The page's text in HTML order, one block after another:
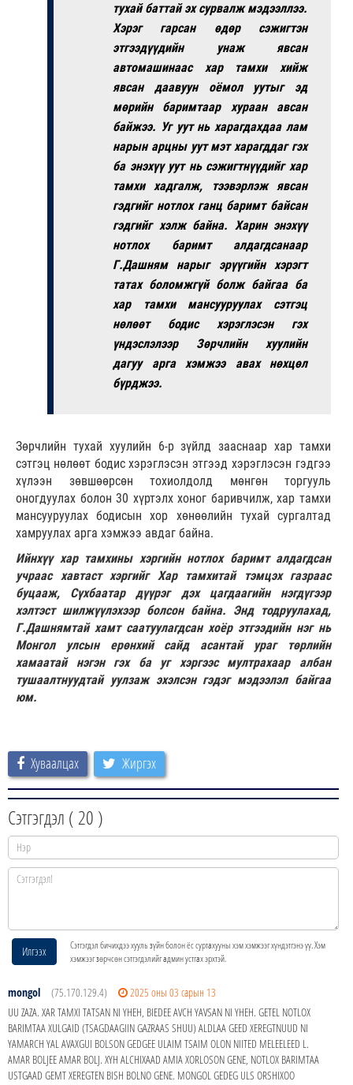
тухай баттай эх сурвалж мэдээллээ.
Хэрэг гарсан өдөр сэжигтэн
этгээдүүдийн унаж явсан
автомашинаас хар тамхи хийж
явсан даавуун оёмол уутыг эд
мөрийн баримтаар хураан авсан
байжээ. Уг уут нь харагдахдаа лам
нарын арцны уут мэт харагддаг гэх
ба энэхүү уут нь сэжигтнүүдийг хар
тамхи хадгалж, тээвэрлэж явсан
гэдгийг нотлох ганц баримт байсан
гэдгийг хэлж байна. Харин энэхүү
нотлох баримт алдагдсанаар
Г.Дашням нарыг эрүүгийн хэрэгт
татах боломжгүй болж байгаа ба
хар тамхи мансууруулах сэтгэц
нөлөөт бодис хэрэглэсэн гэх
үндэслэлээр Зөрчлийн хуулийн
дагуу арга хэмжээ авах нөхцөл
бүрджээ.
Зөрчлийн тухай хуулийн 6-р зүйлд зааснаар хар тамхи
сэтгэц нөлөөт бодис хэрэглэсэн этгээд хэрэглэсэн гэдгээ
хүлээн зөвшөөрсөн тохиолдолд мөнгөн торгууль
оногдуулах болон 30 хүртэлх хоног баривчилж, хар тамхи
мансууруулах бодисын хор хөнөөлийн тухай сургалтад
хамруулах арга хэмжээ авдаг байна.
Ийнхүү хар тамхины хэргийн нотлох баримт алдагдсан
учраас хавтаст хэргийг Хар тамхитай тэмцэх газраас
буцааж, Сүхбаатар дүүрэг дэх цагдаагийн нэгдүгээр
хэлтэст шилжүүлэхээр болсон байна. Энд тодруулахад,
Г.Дашнямтай хамт саатуулагдсан хоёр этгээдийн нэг нь
Монгол улсын ерөнхий сайд асантай ураг төрлийн
хамаатай нэгэн гэх ба уг хэргээс мултрахаар албан
тушаалтнуудтай уулзаж эхэлсэн гэдэг мэдээлэл байгаа
юм.
Хуваалцах Жиргэх
Сэтгэгдэл (20 )
Илгээх
Сэтгэгдэл бичихдээ хууль зүйн болон ёс суртахууны хэм хэмжээг хүндэтгэнэ үү. Хэм
хэмжээг зөрчсөн сэтгэгдэлийг админ устгах эрхтэй.
mongol (75.170.129.4)
2025 оны 03 сарын 13
UU ZAZA. XAR TAMXI TATSAN NI YHEH, BIEDEE AVCH YAVSAN NI YHEH. GETEL NOTLOX
BARIMTAA XULGAID (TSAGDAAGIIN GAZRAAS SHUU) ALDLAA GEED XEREGTNUUD NI
YAMARCH YAL AVAXGUI BOLSON GEDGEE ULAIM TSAIM OLON NIITED MELEELEED L.
AMAR BOLJEE AMAR BOLJ. XYH ALCHIXAAD AMIA XORLOSON GENE, NOTLOX BARIMTAA
USTGAAD GEMT XEREGTEN BISH BOLNO GENE. MONGOL GEDEG ULS ORSHIXOO